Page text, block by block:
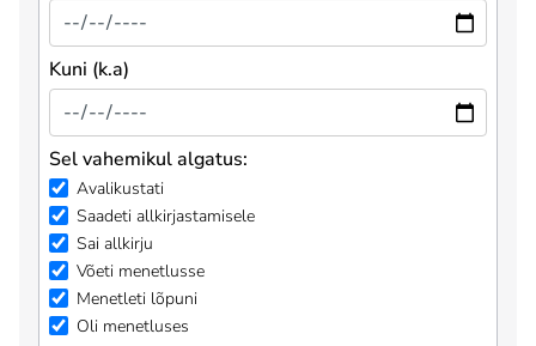
Kuni (k.a)
Sel vahemikul algatus:
Avalikustati
Saadeti allkirjastamisele
Sai allkirju
Võeti menetlusse
Menetleti lõpuni
Oli menetluses